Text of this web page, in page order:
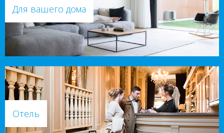
Для вашего дома
Отель